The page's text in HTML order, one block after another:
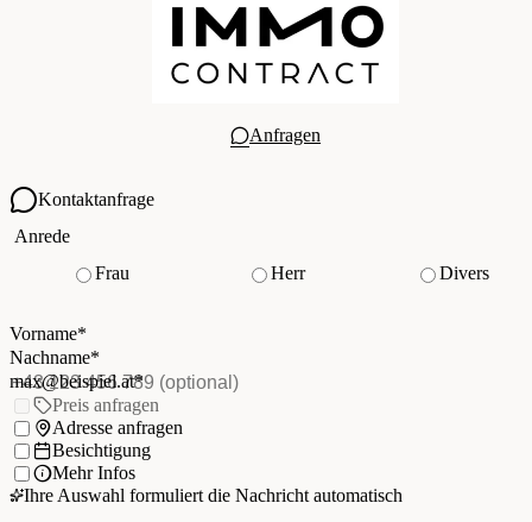
Anfragen
Kontaktanfrage
Ihre Kontaktdaten
Anrede
Frau
Herr
Divers
Vorname*
Nachname
Nachname*
E-Mail*(Pflichtfeld)
max@beispiel.at*
Telefon(optional)
Ich möchte:
Preis anfragen
Adresse anfragen
Besichtigung
Mehr Infos
Ihre Auswahl formuliert die Nachricht automatisch